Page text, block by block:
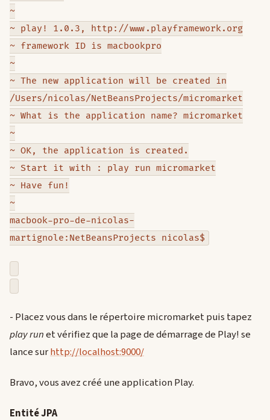
~
~ play! 1.0.3, http://www.playframework.org
~ framework ID is macbookpro
~
~ The new application will be created in
/Users/nicolas/NetBeansProjects/micromarket
~ What is the application name? micromarket
~
~ OK, the application is created.
~ Start it with : play run micromarket
~ Have fun!
~
macbook-pro-de-nicolas-
martignole:NetBeansProjects nicolas$
- Placez vous dans le répertoire micromarket puis tapez
play runet vérifiez que la page de démarrage de Play! se
lance surhttp://localhost:9000/
Bravo, vous avez créé une application Play.
Entité JPA